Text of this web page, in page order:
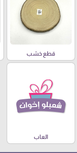
قطع خشب
العاب